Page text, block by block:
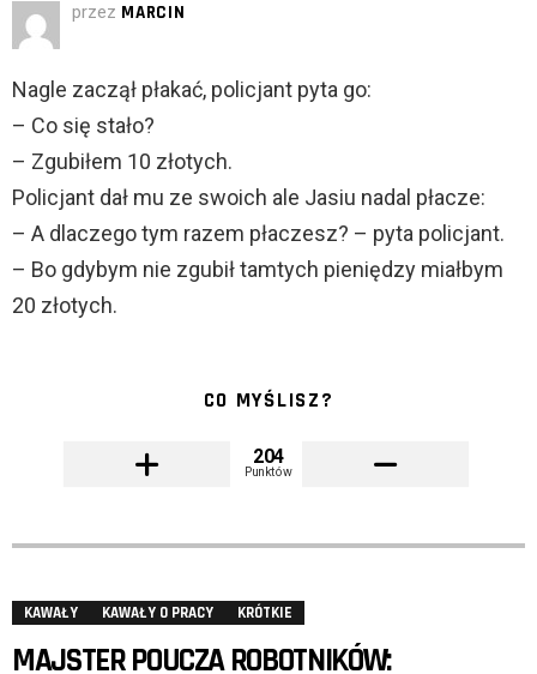
przez MARCIN
Nagle zaczął płakać, policjant pyta go:
– Co się stało?
– Zgubiłem 10 złotych.
Policjant dał mu ze swoich ale Jasiu nadal płacze:
– A dlaczego tym razem płaczesz? – pyta policjant.
– Bo gdybym nie zgubił tamtych pieniędzy miałbym
20 złotych.
CO MYŚLISZ?
204
Punktów
KAWAŁY KAWAŁY O PRACY KRÓTKIE
MAJSTER POUCZA ROBOTNIKÓW: